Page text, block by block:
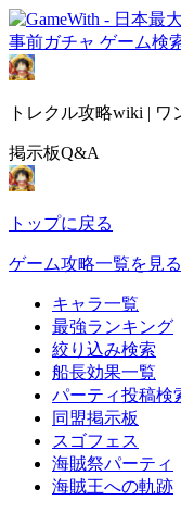
事前ガチャ ゲーム検
トレクル攻略wiki |
掲示板Q&A
トップに戻る
ゲーム攻略一覧を見る
キャラ一覧
最強ランキング
絞り込み検索
船長効果一覧
パーティ投稿検
同盟掲示板
スゴフェス
海賊祭パーティ
海賊王への軌跡